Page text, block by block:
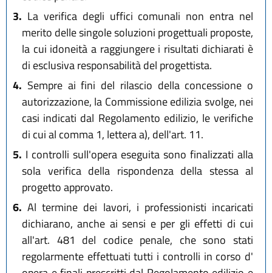
3. La verifica degli uffici comunali non entra nel
merito delle singole soluzioni progettuali proposte,
la cui idoneità a raggiungere i risultati dichiarati è
di esclusiva responsabilità del progettista.
4. Sempre ai fini del rilascio della concessione o
autorizzazione, la Commissione edilizia svolge, nei
casi indicati dal Regolamento edilizio, le verifiche
di cui al comma 1, lettera a), dell'art. 11.
5. I controlli sull'opera eseguita sono finalizzati alla
sola verifica della rispondenza della stessa al
progetto approvato.
6. Al termine dei lavori, i professionisti incaricati
dichiarano, anche ai sensi e per gli effetti di cui
all'art. 481 del codice penale, che sono stati
regolarmente effettuati tutti i controlli in corso d'